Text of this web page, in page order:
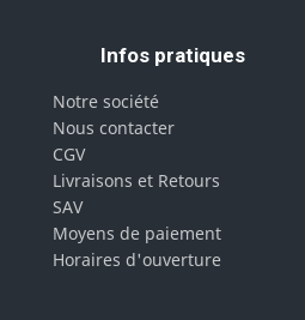
Infos pratiques
Notre société
Nous contacter
CGV
Livraisons et Retours
SAV
Moyens de paiement
Horaires d'ouverture